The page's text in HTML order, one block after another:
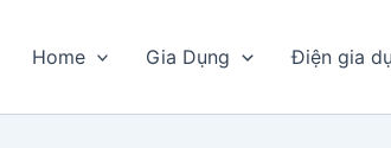
Home Gia Dụng Điện gia